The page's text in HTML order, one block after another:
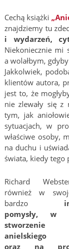
Cechą książki
znajdziemy tu
i wydarzeń,
Niekoniecznie mi
a wolałbym,
Jakkolwiek,
klientów autora,
jest to, że
nie zlewały się
tym, jak
sytuacjach, w
właściwe osoby,
na duchu i
świata, kiedy tego
Richard
również w
bardzo
pomysły,
stworzenie
anielskiego
oraz na